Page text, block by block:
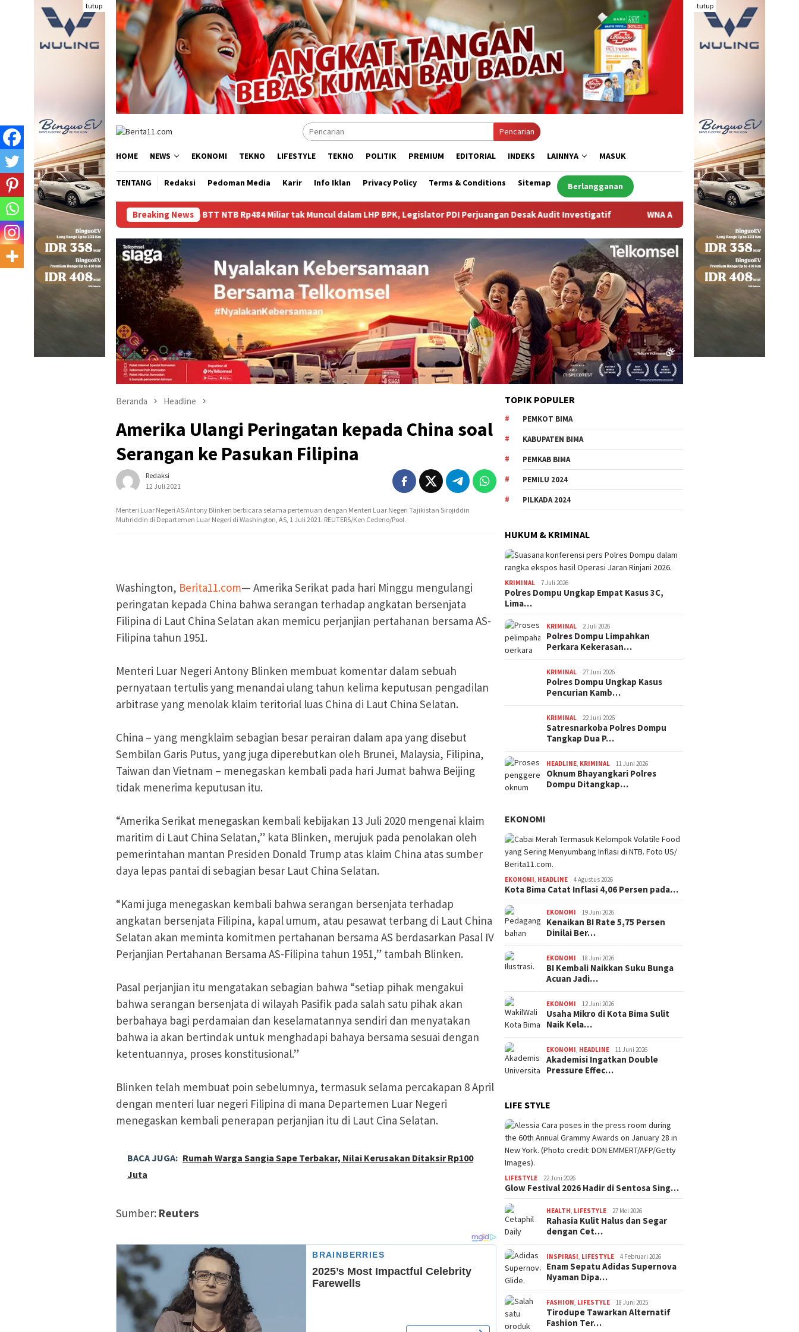
tutup tutup
Pencarian
HOME NEWS EKONOMI TEKNO LIFESTYLE TEKNO POLITIK PREMIUM EDITORIAL INDEKS LAINNYA MASUK
TENTANG Redaksi Pedoman Media Karir Info Iklan Privacy Policy Terms & Conditions Sitemap Berlangganan
Breaking News
Dana BTT NTB Rp484 Miliar tak Muncul dalam LHP BPK, Legislator PDI Perjuangan Desak Audit Investigatif WNA Asal Arab Saudi Ditemukan Meninggal di Desa Piong
Beranda Headline
Amerika Ulangi Peringatan kepada China soal
Serangan ke Pasukan Filipina
Redaksi
12 Juli 2021
Menteri Luar Negeri AS Antony Blinken berbicara selama pertemuan dengan Menteri Luar Negeri Tajikistan Sirojiddin
Muhriddin di Departemen Luar Negeri di Washington, AS, 1 Juli 2021. REUTERS/Ken Cedeno/Pool.
Washington, Berita11.com— Amerika Serikat pada hari Minggu mengulangi
peringatan kepada China bahwa serangan terhadap angkatan bersenjata
Filipina di Laut China Selatan akan memicu perjanjian pertahanan bersama AS-
Filipina tahun 1951.
Menteri Luar Negeri Antony Blinken membuat komentar dalam sebuah
pernyataan tertulis yang menandai ulang tahun kelima keputusan pengadilan
arbitrase yang menolak klaim teritorial luas China di Laut China Selatan.
China – yang mengklaim sebagian besar perairan dalam apa yang disebut
Sembilan Garis Putus, yang juga diperebutkan oleh Brunei, Malaysia, Filipina,
Taiwan dan Vietnam – menegaskan kembali pada hari Jumat bahwa Beijing
tidak menerima keputusan itu.
“Amerika Serikat menegaskan kembali kebijakan 13 Juli 2020 mengenai klaim
maritim di Laut China Selatan,” kata Blinken, merujuk pada penolakan oleh
pemerintahan mantan Presiden Donald Trump atas klaim China atas sumber
daya lepas pantai di sebagian besar Laut China Selatan.
“Kami juga menegaskan kembali bahwa serangan bersenjata terhadap
angkatan bersenjata Filipina, kapal umum, atau pesawat terbang di Laut China
Selatan akan meminta komitmen pertahanan bersama AS berdasarkan Pasal IV
Perjanjian Pertahanan Bersama AS-Filipina tahun 1951,” tambah Blinken.
Pasal perjanjian itu mengatakan sebagian bahwa “setiap pihak mengakui
bahwa serangan bersenjata di wilayah Pasifik pada salah satu pihak akan
berbahaya bagi perdamaian dan keselamatannya sendiri dan menyatakan
bahwa ia akan bertindak untuk menghadapi bahaya bersama sesuai dengan
ketentuannya, proses konstitusional.”
Blinken telah membuat poin sebelumnya, termasuk selama percakapan 8 April
dengan menteri luar negeri Filipina di mana Departemen Luar Negeri
menegaskan kembali penerapan perjanjian itu di Laut Cina Selatan.
BACA JUGA: Rumah Warga Sangia Sape Terbakar, Nilai Kerusakan Ditaksir Rp100
Juta
Sumber: Reuters
TOPIK POPULER
PEMKOT BIMA
KABUPATEN BIMA
PEMKAB BIMA
PEMILU 2024
PILKADA 2024
HUKUM & KRIMINAL
KRIMINAL 7 Juli 2026
Polres Dompu Ungkap Empat Kasus 3C,
Lima…
KRIMINAL 2 Juli 2026
Polres Dompu Limpahkan
Perkara Kekerasan…
KRIMINAL 27 Juni 2026
Polres Dompu Ungkap Kasus
Pencurian Kamb…
KRIMINAL 22 Juni 2026
Satresnarkoba Polres Dompu
Tangkap Dua P…
HEADLINE, KRIMINAL 11 Juni 2026
Oknum Bhayangkari Polres
Dompu Ditangkap…
EKONOMI
EKONOMI, HEADLINE 4 Agustus 2026
Kota Bima Catat Inflasi 4,06 Persen pada…
EKONOMI 19 Juni 2026
Kenaikan BI Rate 5,75 Persen
Dinilai Ber…
EKONOMI 18 Juni 2026
BI Kembali Naikkan Suku Bunga
Acuan Jadi…
EKONOMI 12 Juni 2026
Usaha Mikro di Kota Bima Sulit
Naik Kela…
EKONOMI, HEADLINE 11 Juni 2026
Akademisi Ingatkan Double
Pressure Effec…
LIFE STYLE
LIFESTYLE 22 Juni 2026
Glow Festival 2026 Hadir di Sentosa Sing…
HEALTH, LIFESTYLE 27 Mei 2026
Rahasia Kulit Halus dan Segar
dengan Cet…
INSPIRASI, LIFESTYLE 4 Februari 2026
Enam Sepatu Adidas Supernova
Nyaman Dipa…
FASHION, LIFESTYLE 18 Juni 2025
Tirodupe Tawarkan Alternatif
Fashion Ter…